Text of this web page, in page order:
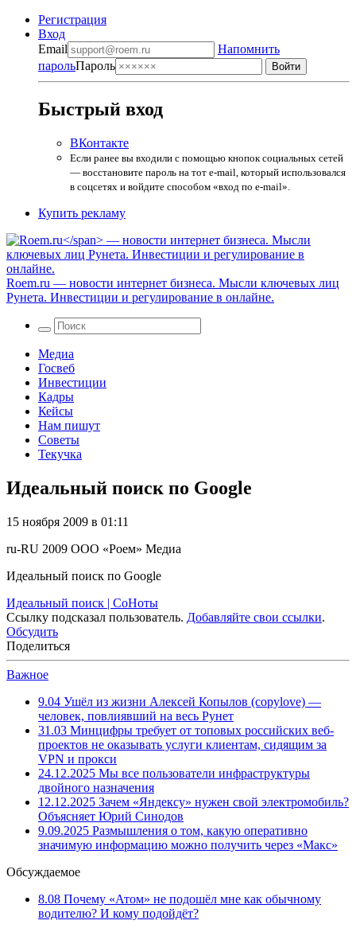
Регистрация
Вход
Email
Напомнить
парольПароль
Быстрый вход
ВКонтакте
Если ранее вы входили с помощью кнопок социальных сетей
— восстановите пароль на тот e-mail, который использовался
в соцсетях и войдите способом «вход по e-mail».
Купить рекламу
Roem.ru — новости интернет бизнеса. Мысли ключевых лиц
Рунета. Инвестиции и регулирование в онлайне.
Медиа
Госвеб
Инвестиции
Кадры
Кейсы
Нам пишут
Советы
Текучка
Идеальный поиск по Google
15 ноября 2009 в 01:11
ru-RU 2009 ООО «Роем» Медиа
Идеальный поиск по Google
Идеальный поиск | СоНоты
Ссылку подсказал пользователь. Добавляйте свои ссылки.
Обсудить
Поделиться
Важное
9.04 Ушёл из жизни Алексей Копылов (copylove) —
человек, повлиявший на весь Рунет
31.03 Минцифры требует от топовых российских веб-
проектов не оказывать услуги клиентам, сидящим за
VPN и прокси
24.12.2025 Мы все пользователи инфраструктуры
двойного назначения
12.12.2025 Зачем «Яндексу» нужен свой электромобиль?
Объясняет Юрий Синодов
9.09.2025 Размышления о том, какую оперативно
значимую информацию можно получить через «Макс»
Обсуждаемое
8.08 Почему «Атом» не подошёл мне как обычному
водителю? И кому подойдёт?